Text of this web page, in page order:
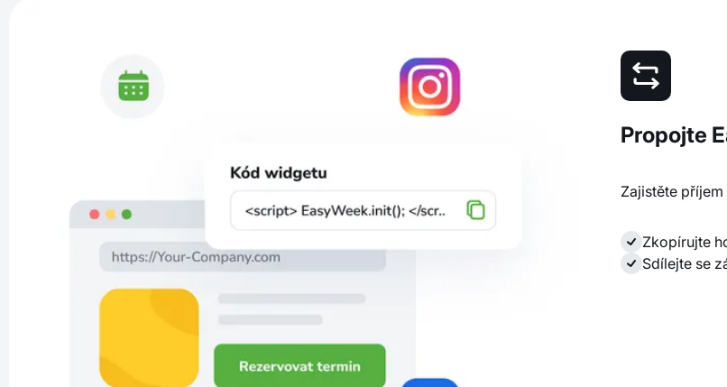
Propojte
Zajistěte
Zkopírujte
Sdílejte se